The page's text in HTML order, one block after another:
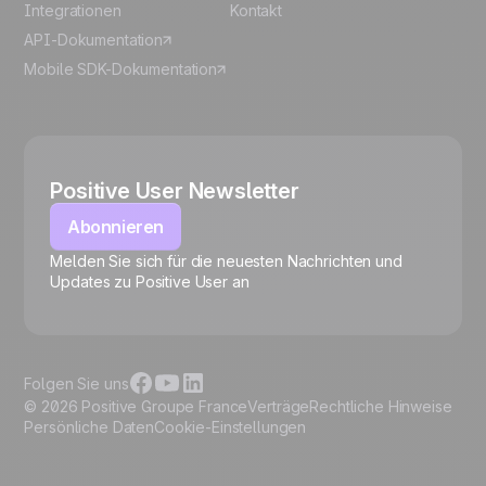
🍪
Cookies verwalten
Integrationen
API-Dokumentation
Mobile SDK-Dokumentation
Kontakt
Positive User Newsletter
Abonnieren
Melden Sie sich für die neuesten Nachrichten und
Updates zu Positive User an
© 2026 Positive Groupe FranceVerträgeRechtliche Hinweise
Persönliche DatenCookie-Einstellungen
Folgen Sie uns